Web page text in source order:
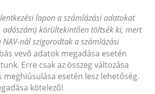
lapon a számlázási adatokat
adószám) körültekintően töltsék ki, mert
nál szigorodtak a számlázási
vevő adatok megadása esetén
Erre csak az összeg változása
meghiúsulása esetén lesz lehetőség.
kötelező!